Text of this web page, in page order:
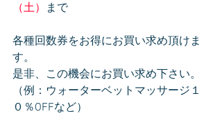
（土）
まで
各種回数券をお得にお買い求め頂けま
す。
是非、この機会にお買い求め下さい。
（例：ウォーターベットマッサージ１
０％OFFなど）